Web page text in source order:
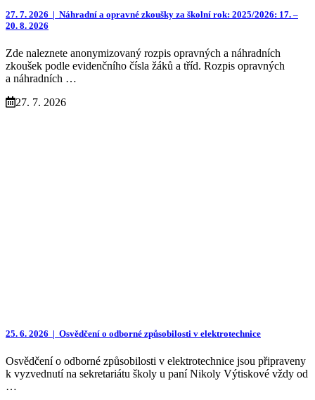
27. 7. 2026 | Náhradní a opravné zkoušky za školní rok: 2025/2026: 17. –
20. 8. 2026
Zde naleznete anonymizovaný rozpis opravných a náhradních
zkoušek podle evidenčního čísla žáků a tříd. Rozpis opravných
a náhradních …
27. 7. 2026
25. 6. 2026 | Osvědčení o odborné způsobilosti v elektrotechnice
Osvědčení o odborné způsobilosti v elektrotechnice jsou připraveny
k vyzvednutí na sekretariátu školy u paní Nikoly Výtiskové vždy od
…